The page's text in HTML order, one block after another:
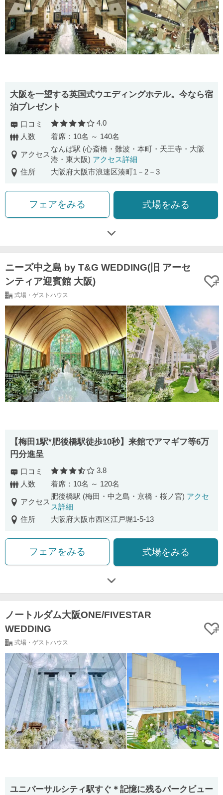
大阪を一望する英国式ウエディングホテル。今なら宿
泊プレゼント
口コミ 口コミ評価
4.0
人数
着席：10名 ～ 140名
アクセス
なんば駅 (心斎橋・難波・本町・天王寺・大阪
港・東大阪) アクセス詳細
住所
大阪府大阪市浪速区湊町1－2－3
フェアをみる 式場をみる
ニーズ中之島 by T&G WEDDING(旧 アーセ
ンティア迎賓館 大阪)
式場・ゲストハウス
【梅田1駅*肥後橋駅徒歩10秒】来館でアマギフ等6万
円分進呈
口コミ 口コミ評価
3.8
人数
着席：10名 ～ 120名
アクセス
肥後橋駅 (梅田・中之島・京橋・桜ノ宮) アクセ
ス詳細
住所
大阪府大阪市西区江戸堀1-5-13
フェアをみる 式場をみる
ノートルダム大阪ONE/FIVESTAR
WEDDING
式場・ゲストハウス
ユニバーサルシティ駅すぐ＊記憶に残るパークビュー